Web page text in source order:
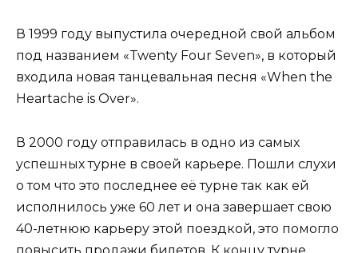
В 1999 году выпустила очередной свой альбом
под названием «Twenty Four Seven», в который
входила новая танцевальная песня «When the
Heartache is Over».
В 2000 году отправилась в одно из самых
успешных турне в своей карьере. Пошли слухи
о том что это последнее её турне так как ей
исполнилось уже 60 лет и она завершает свою
40-летнюю карьеру этой поездкой, это помогло
повысить продажи билетов. К концу турне,